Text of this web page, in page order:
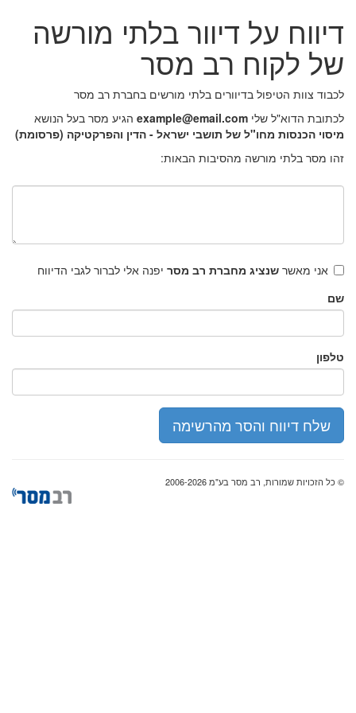
דיווח על דיוור בלתי מורשה
של לקוח רב מסר
לכבוד צוות הטיפול בדיוורים בלתי מורשים בחברת רב מסר
לכתובת הדוא"ל שלי example@email.com הגיע מסר בעל הנושא
מיסוי הכנסות מחו"ל של תושבי ישראל - הדין והפרקטיקה (פרסומת)
זהו מסר בלתי מורשה מהסיבות הבאות:
אני מאשר שנציג מחברת רב מסר יפנה אלי לברור לגבי הדיווח
שם
טלפון
שלח דיווח והסר מהרשימה
© כל הזכויות שמורות, רב מסר בע"מ 2006-2026